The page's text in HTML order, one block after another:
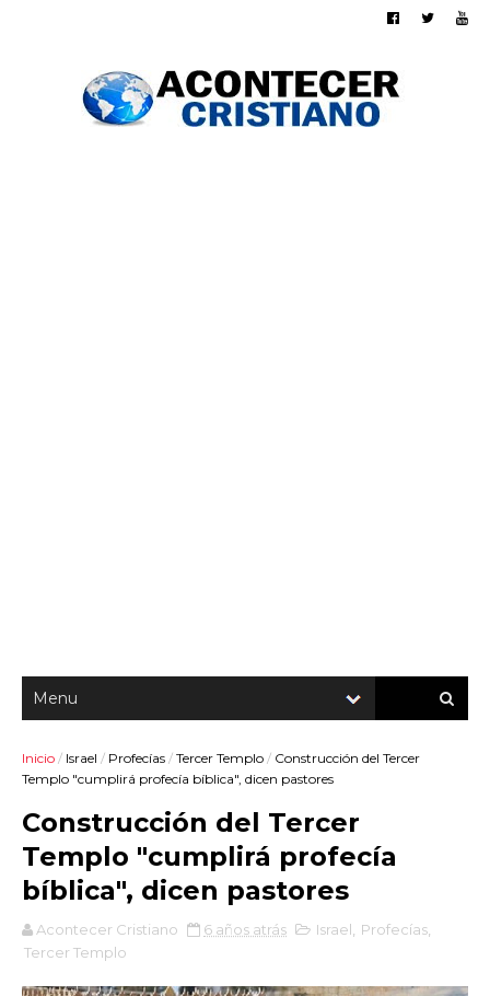
Inicio / Israel / Profecías / Tercer Templo / Construcción del Tercer
Templo "cumplirá profecía bíblica", dicen pastores
Construcción del Tercer
Templo "cumplirá profecía
bíblica", dicen pastores
Acontecer Cristiano 6 años atrás Israel Profecías
Tercer Templo